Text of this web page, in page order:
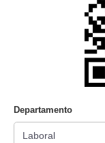
Departamento